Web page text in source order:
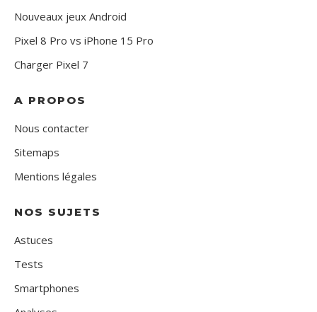
Nouveaux jeux Android
Pixel 8 Pro vs iPhone 15 Pro
Charger Pixel 7
A PROPOS
Nous contacter
Sitemaps
Mentions légales
NOS SUJETS
Astuces
Tests
Smartphones